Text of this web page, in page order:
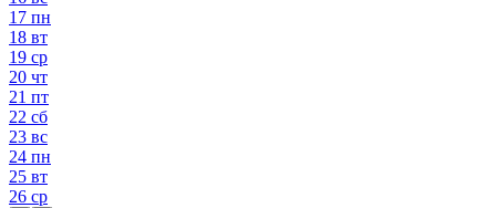
17 пн
18 вт
19 ср
20 чт
21 пт
22 сб
23 вс
24 пн
25 вт
26 ср